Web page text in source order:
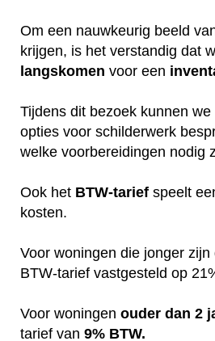
Om een nauwkeurig beeld
krijgen, is het verstandig dat
langskomen voor een
Tijdens dit bezoek kunnen
opties voor schilderwerk
welke voorbereidingen nodig
Ook het BTW-tarief speelt
kosten.
Voor woningen die jonger
BTW-tarief vastgesteld op
Voor woningen ouder dan 2
tarief van 9% BTW.